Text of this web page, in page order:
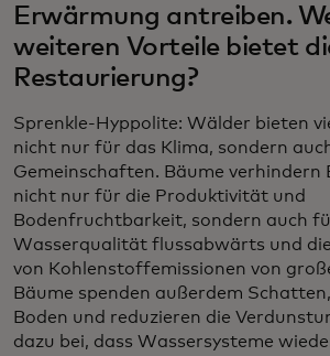
Erwärmung antreiben.
weiteren Vorteile bietet
Restaurierung?
Sprenkle-Hyppolite: Wälder bieten
nicht nur für das Klima, sondern
Gemeinschaften. Bäume verhindern
nicht nur für die Produktivität und
Bodenfruchtbarkeit, sondern auch
Wasserqualität flussabwärts und
von Kohlenstoffemissionen von
Bäume spenden außerdem
Boden und reduzieren die
dazu bei, dass Wassersysteme